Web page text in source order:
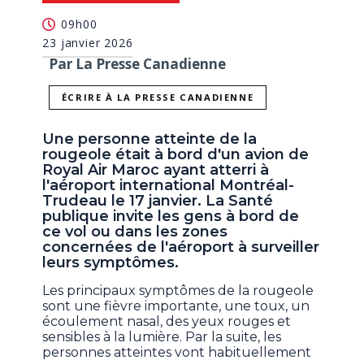
09h00
23 janvier 2026
Par La Presse Canadienne
ÉCRIRE À LA PRESSE CANADIENNE
Une personne atteinte de la
rougeole était à bord d'un avion de
Royal Air Maroc ayant atterri à
l'aéroport international Montréal-
Trudeau le 17 janvier. La Santé
publique invite les gens à bord de
ce vol ou dans les zones
concernées de l'aéroport à surveiller
leurs symptômes.
Les principaux symptômes de la rougeole
sont une fièvre importante, une toux, un
écoulement nasal, des yeux rouges et
sensibles à la lumière. Par la suite, les
personnes atteintes vont habituellement